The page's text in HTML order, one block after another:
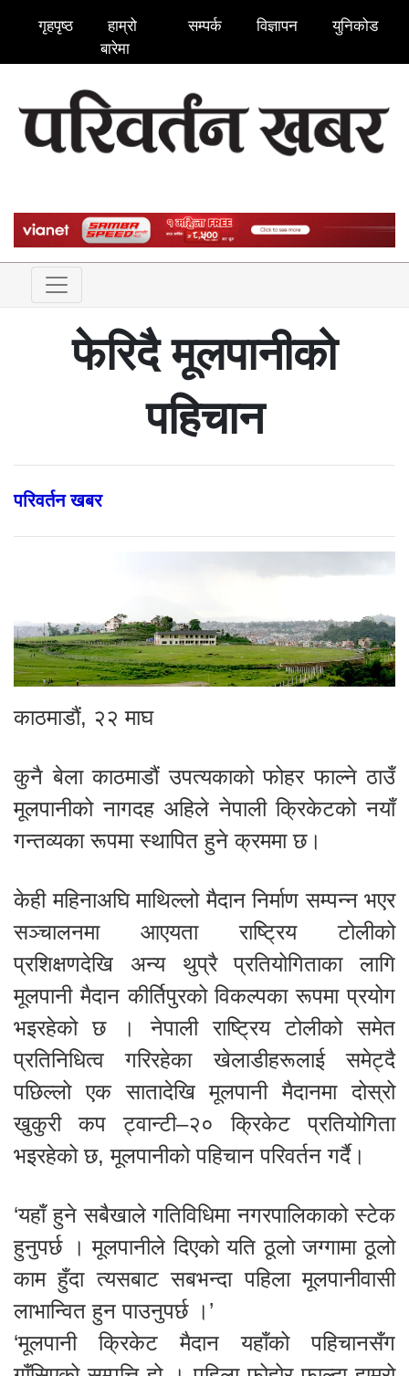
गृहपृष्ठ
हाम्रो
बारेमा
सम्पर्क विज्ञापन युनिकोड
फेरिदै मूलपानीको
पहिचान
परिवर्तन खबर
काठमाडौं, २२ माघ
कुनै बेला काठमाडौं उपत्यकाको फोहर फाल्ने ठाउँ
मूलपानीको नागदह अहिले नेपाली क्रिकेटको नयाँ
गन्तव्यका रूपमा स्थापित हुने क्रममा छ।
केही महिनाअघि माथिल्लो मैदान निर्माण सम्पन्न भएर
सञ्चालनमा आएयता राष्ट्रिय टोलीको
प्रशिक्षणदेखि अन्य थुप्रै प्रतियोगिताका लागि
मूलपानी मैदान कीर्तिपुरको विकल्पका रूपमा प्रयोग
भइरहेको छ । नेपाली राष्ट्रिय टोलीको समेत
प्रतिनिधित्व गरिरहेका खेलाडीहरूलाई समेट्दै
पछिल्लो एक सातादेखि मूलपानी मैदानमा दोस्रो
खुकुरी कप ट्वान्टी–२० क्रिकेट प्रतियोगिता
भइरहेको छ, मूलपानीको पहिचान परिवर्तन गर्दै।
‘यहाँ हुने सबैखाले गतिविधिमा नगरपालिकाको स्टेक
हुनुपर्छ । मूलपानीले दिएको यति ठूलो जग्गामा ठूलो
काम हुँदा त्यसबाट सबभन्दा पहिला मूलपानीवासी
लाभान्वित हुन पाउनुपर्छ ।’
‘मूलपानी क्रिकेट मैदान यहाँको पहिचानसँग